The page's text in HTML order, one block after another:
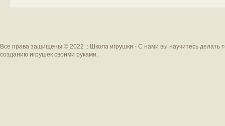
Все права защищены © 2022 :: Школа игрушки - С нами вы научитесь делать
созданию игрушек своими руками.